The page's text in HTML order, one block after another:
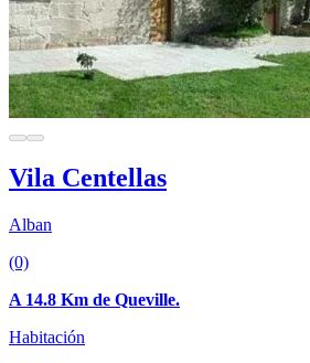
Vila Centellas
Alban
(0)
A 14.8 Km de Queville.
Habitación